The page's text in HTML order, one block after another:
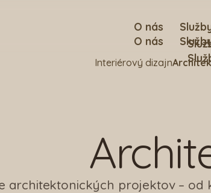
O nás
O nás
Interiérový dizajn
architektonických projektov –